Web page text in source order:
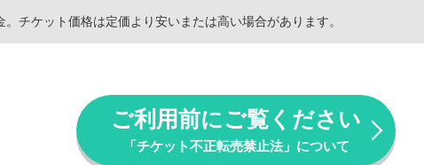
チケット価格は定価より安いまたは高い場合があります。
ご利用前にご覧ください
「チケット不正転売禁止法」について